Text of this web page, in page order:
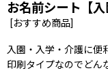
お名前シート【入
[おすすめ商品]
入園・入学・介護に便
印刷タイプなのでどん